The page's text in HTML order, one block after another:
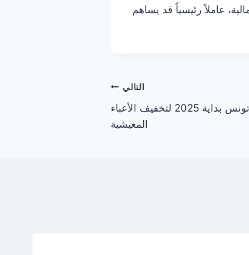
عاملاً رئيسياً قد يساهم
التالي
رفع الحد الأدنى للأجور في تونس بداية 2025 لتخفيف الأعباء
المعيشية